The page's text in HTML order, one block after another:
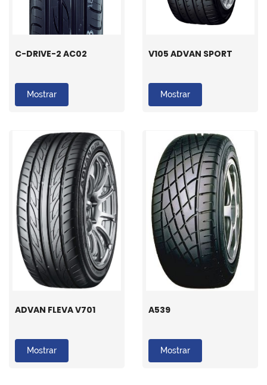
C-DRIVE-2 AC02
Mostrar
V105 ADVAN SPORT
Mostrar
ADVAN FLEVA V701
Mostrar
A539
Mostrar